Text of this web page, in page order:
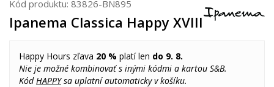
Kód produktu: 83826-BN895
Ipanema Classica Happy XVIII
Happy Hours zľava 20 % platí len do 9. 8.
Nie je možné kombinovať s inými kódmi a kartou S&B.
KódHAPPYsa uplatní automaticky v košíku.